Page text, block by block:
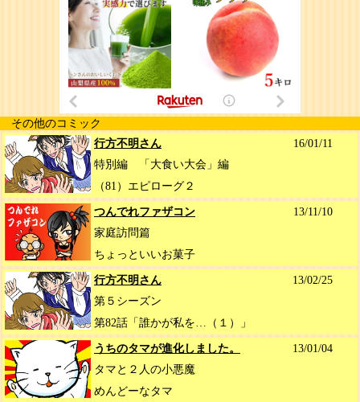
その他のコミック
行方不明さん
16/01/11
特別編 「大食い大会」編
（81）エピローグ２
つんでれファザコン
13/11/10
家庭訪問篇
ちょっといいお菓子
行方不明さん
13/02/25
第５シーズン
第82話「誰かが私を…（１）」
うちのタマが進化しました。
13/01/04
タマと２人の小悪魔
めんどーなタマ